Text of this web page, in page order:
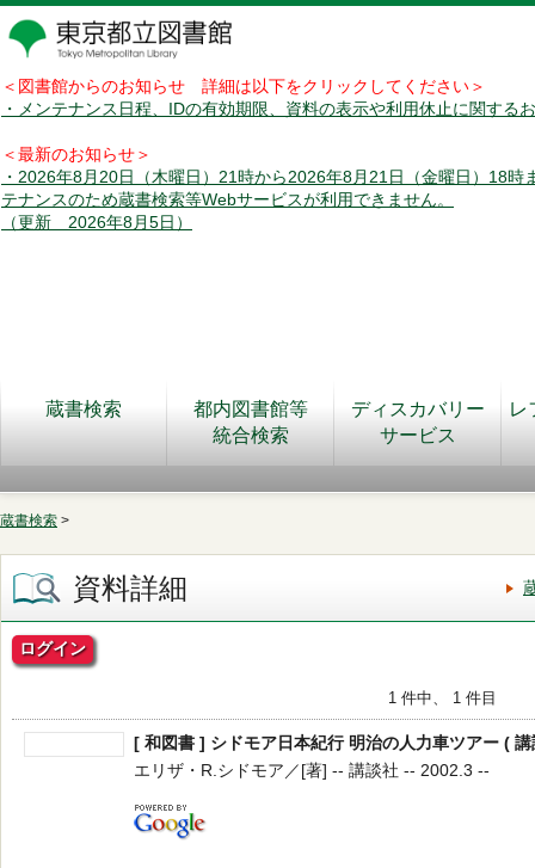
＜図書館からのお知らせ 詳細は以下をクリックしてください＞
・メンテナンス日程、IDの有効期限、資料の表示や利用休止に関する
＜最新のお知らせ＞
・2026年8月20日（木曜日）21時から2026年8月21日（金曜日）18時
テナンスのため蔵書検索等Webサービスが利用できません。
（更新 2026年8月5日）
蔵書検索
都内図書館等
統合検索
ディスカバリー
サービス
レ
蔵書検索 >
資料詳細
ログイン
1 件中、 1 件目
[ 和図書 ] シドモア日本紀行 明治の人力車ツアー (
エリザ・R.シドモア／[著] -- 講談社 -- 2002.3 --